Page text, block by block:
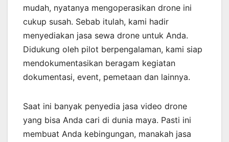
mudah, nyatanya mengoperasikan drone ini
cukup susah. Sebab itulah, kami hadir
menyediakan jasa sewa drone untuk Anda.
Didukung oleh pilot berpengalaman, kami siap
mendokumentasikan beragam kegiatan
dokumentasi, event, pemetaan dan lainnya.
Saat ini banyak penyedia jasa video drone
yang bisa Anda cari di dunia maya. Pasti ini
membuat Anda kebingungan, manakah jasa